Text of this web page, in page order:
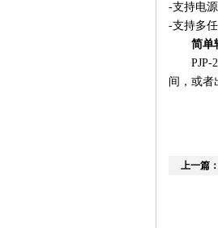
-支持电
-支持多
简单
PJP-
间，或者
上一篇：